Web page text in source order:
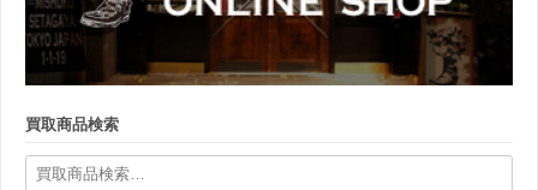
買取商品検索
検